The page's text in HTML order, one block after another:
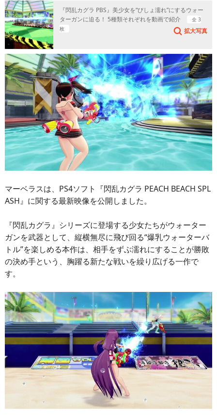
『閃乱カグラ PBS』美少女を“びしょ濡れ”にするウォー
ターガンに迫る！ 5種類それぞれを動画で紹介
全 3
枚
拡大写真
マーベラスは、PS4ソフト『閃乱カグラ PEACH BEACH SPL
ASH』に関する最新映像を公開しました。
『閃乱カグラ』シリーズに登場する少女たちがウォーター
ガンを武器として、縦横無尽に飛び回る“爆乳ウォーターバ
トル”を楽しめる本作は、相手をずぶ濡れにすることが勝敗
の決め手という、胸躍る新たな戦いを繰り広げる一作で
す。